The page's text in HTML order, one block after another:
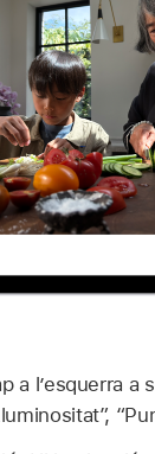
a l’esquerra